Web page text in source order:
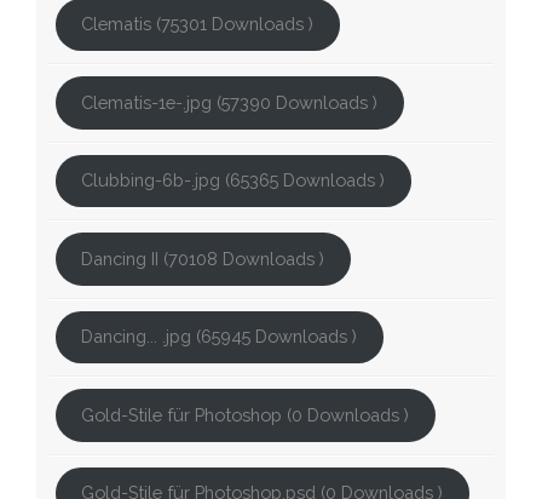
Clematis (75301 Downloads )
Clematis-1e-.jpg (57390 Downloads )
Clubbing-6b-.jpg (65365 Downloads )
Dancing II (70108 Downloads )
Dancing... .jpg (65945 Downloads )
Gold-Stile für Photoshop (0 Downloads )
Gold-Stile für Photoshop.psd (0 Downloads )